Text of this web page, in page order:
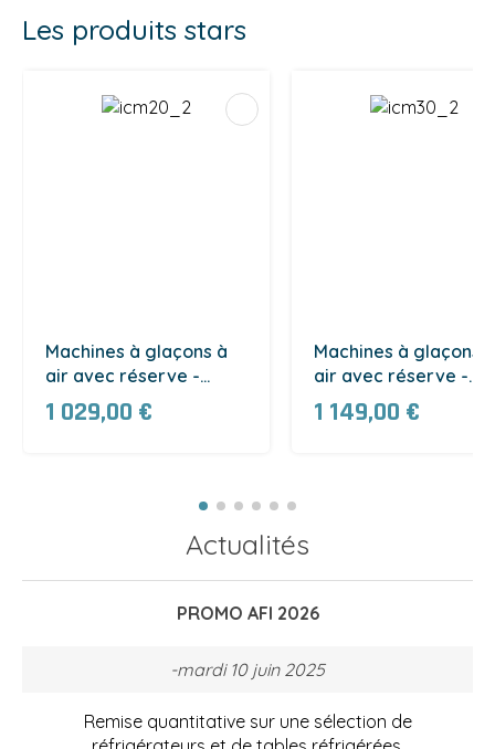
Les produits stars
Machines à glaçons à
air avec réserve -
système à aspersion -
20 kg/24h (ICM20-2)
1 029,00 €
Machines à glaçons à
air avec réserve -
système à aspersion
30 kg/24h (ICM30-2)
1 149,00 €
Actualités
PROMO AFI 2026
-mardi 10 juin 2025
Remise quantitative sur une sélection de